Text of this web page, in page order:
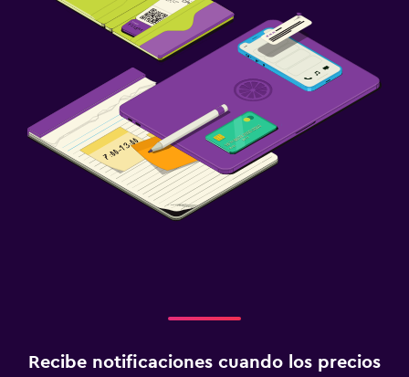
Recibe notificaciones cuando los precios